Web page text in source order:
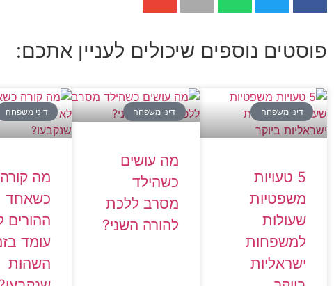
פוסטים נוספים שיכולים לעניין אתכם:
דיני משפחה
5 טעויות
משפטיות
שעולות
למשפחות
ישראליות
דיני משפחה
מה עושים
כשהילד
מסרב ללכת
להורה השני?
דיני משפחה
מה קורה
כשאחד
ההורים
עומד
השהות